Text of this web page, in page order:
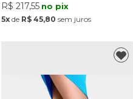
R$ 217,55 no pix
5xde R$ 45,80 sem juros